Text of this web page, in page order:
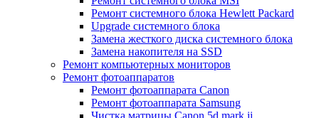
Ремонт системного блока Hewlett Packard
Upgrade системного блока
Замена жесткого диска системного блока
Замена накопителя на SSD
Ремонт компьютерных мониторов
Ремонт фотоаппаратов
Ремонт фотоаппарата Canon
Ремонт фотоаппарата Samsung
Чистка матрицы Canon 5d mark ii